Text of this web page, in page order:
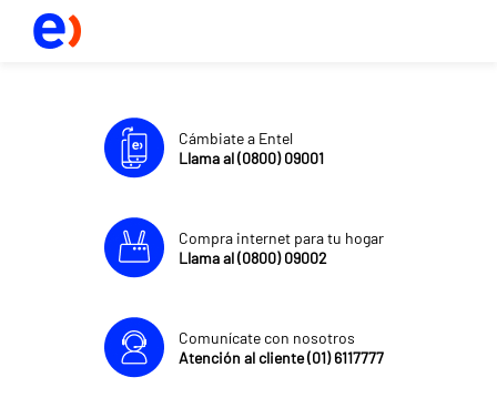
Cámbiate a Entel
Llama al (0800) 09001
Compra internet para tu hogar
Llama al (0800) 09002
Comunícate con nosotros
Atención al cliente (01) 6117777